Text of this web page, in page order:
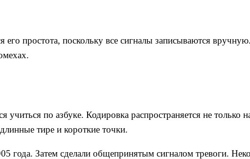
простота, поскольку все сигналы записываются
учиться по азбуке. Кодировка распространяется не
тире и короткие точки.
года. Затем сделали общепринятым сигналом тревоги.